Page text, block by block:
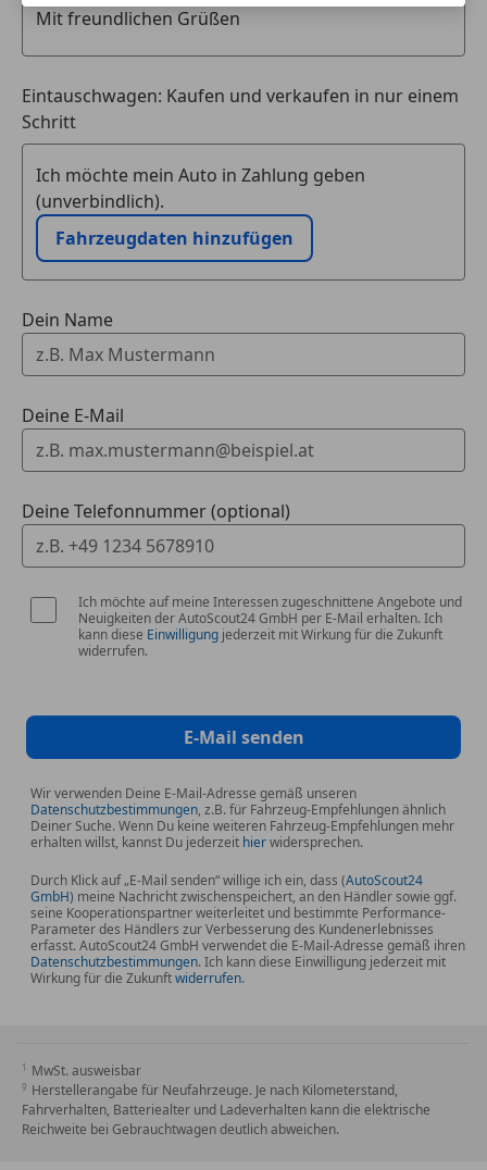
Eintauschwagen: Kaufen und verkaufen in nur einem
Schritt
Ich möchte mein Auto in Zahlung geben
(unverbindlich).
Fahrzeugdaten hinzufügen
Dein Name
Deine E-Mail
Deine Telefonnummer (optional)
Ich möchte auf meine Interessen zugeschnittene Angebote und
Neuigkeiten der AutoScout24 GmbH per E-Mail erhalten. Ich
kann diese Einwilligung jederzeit mit Wirkung für die Zukunft
widerrufen.
E-Mail senden
Wir verwenden Deine E-Mail-Adresse gemäß unseren
Datenschutzbestimmungen, z.B. für Fahrzeug-Empfehlungen ähnlich
Deiner Suche. Wenn Du keine weiteren Fahrzeug-Empfehlungen mehr
erhalten willst, kannst Du jederzeit hierwidersprechen.
Durch Klick auf „E-Mail senden“ willige ich ein, dass (AutoScout24
GmbH) meine Nachricht zwischenspeichert, an den Händler sowie ggf.
seine Kooperationspartner weiterleitet und bestimmte Performance-
Parameter des Händlers zur Verbesserung des Kundenerlebnisses
erfasst. AutoScout24 GmbH verwendet die E-Mail-Adresse gemäß ihren
Datenschutzbestimmungen. Ich kann diese Einwilligung jederzeit mit
Wirkung für die Zukunftwiderrufen.
MwSt. ausweisbar
Herstellerangabe für Neufahrzeuge. Je nach Kilometerstand,
Fahrverhalten, Batteriealter und Ladeverhalten kann die elektrische
Reichweite bei Gebrauchtwagen deutlich abweichen.